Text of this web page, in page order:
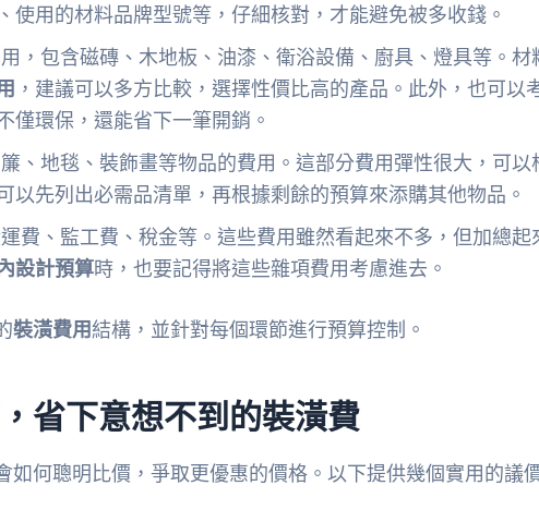
使用的材料品牌型號等，仔細核對，才能避免被多收錢。
，包含磁磚、木地板、油漆、衛浴設備、廚具、燈具等。材
，建議可以多方比較，選擇性價比高的產品。此外，也可以
僅環保，還能省下一筆開銷。
、地毯、裝飾畫等物品的費用。這部分費用彈性很大，可以
以先列出必需品清單，再根據剩餘的預算來添購其他物品。
費、監工費、稅金等。這些費用雖然看起來不多，但加總起
設計預算時，也要記得將這些雜項費用考慮進去。
裝潢費用結構，並針對每個環節進行預算控制。
省下意想不到的裝潢費
如何聰明比價，爭取更優惠的價格。以下提供幾個實用的議